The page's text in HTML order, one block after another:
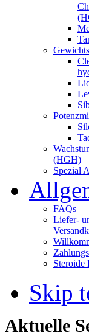
(HGH)
Spezial
FAQs
Liefer-
Steroide
Skip
Aktuelle